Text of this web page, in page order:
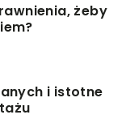
żeby
i istotne